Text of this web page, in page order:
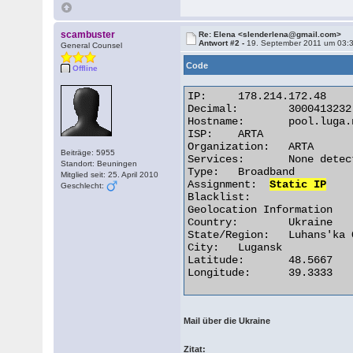
scambuster
General Counsel
Offline
Beiträge: 5955
Standort: Beuningen
Mitglied seit: 25. April 2010
Geschlecht:
Re: Elena <slenderlena@gmail.com>
Antwort #2 - 19. September 2011 um
Code
IP:	178.214.172.48
Decimal:	3000413232
Hostname:	pool.luga.net.ua
ISP:	ARTA
Organization:	ARTA
Services:	None detected
Type:	Broadband
Assignment: Static IP
Blacklist:
Geolocation Information
Country:	Ukraine
State/Region:	Luhans'ka Oblast'
City:	Lugansk
Latitude:	48.5667
Longitude:	39.3333
Mail über die Ukraine
Zitat: